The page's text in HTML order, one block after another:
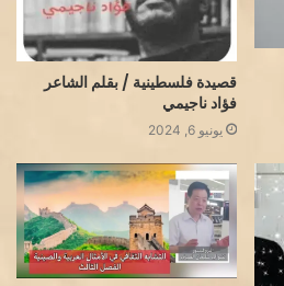
قصيدة فلسطينية / بقلم الشاعر
فؤاد ناجيمي
يونيو 6, 2024